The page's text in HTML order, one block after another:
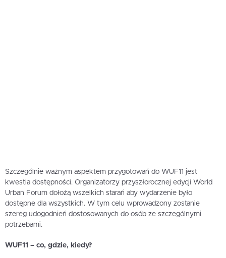
Szczególnie ważnym aspektem przygotowań do WUF11 jest
kwestia dostępności. Organizatorzy przyszłorocznej edycji World
Urban Forum dołożą wszelkich starań aby wydarzenie było
dostępne dla wszystkich. W tym celu wprowadzony zostanie
szereg udogodnień dostosowanych do osób ze szczególnymi
potrzebami.
WUF11 – co, gdzie, kiedy?